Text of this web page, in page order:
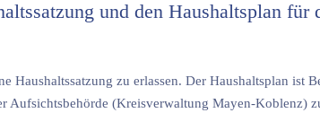
und den Haushaltsplan für
Haushaltssatzung zu erlassen. Der Haushaltsplan ist
Aufsichtsbehörde (Kreisverwaltung Mayen-Koblenz)